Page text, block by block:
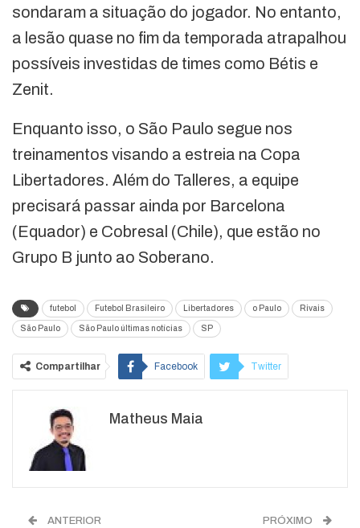
sondaram a situação do jogador. No entanto,
a lesão quase no fim da temporada atrapalhou
possíveis investidas de times como Bétis e
Zenit.
Enquanto isso, o São Paulo segue nos
treinamentos visando a estreia na Copa
Libertadores. Além do Talleres, a equipe
precisará passar ainda por Barcelona
(Equador) e Cobresal (Chile), que estão no
Grupo B junto ao Soberano.
futebol Futebol Brasileiro Libertadores o Paulo Rivais
São Paulo São Paulo últimas notícias SP
Compartilhar Facebook Twitter
WhatsApp
Matheus Maia
ANTERIOR PRÓXIMO